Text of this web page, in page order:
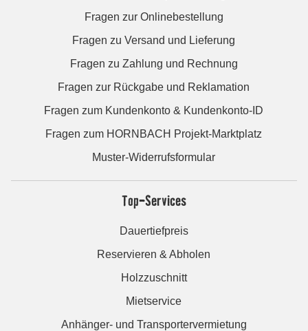
Fragen zur Onlinebestellung
Fragen zu Versand und Lieferung
Fragen zu Zahlung und Rechnung
Fragen zur Rückgabe und Reklamation
Fragen zum Kundenkonto & Kundenkonto-ID
Fragen zum HORNBACH Projekt-Marktplatz
Muster-Widerrufsformular
Top-Services
Dauertiefpreis
Reservieren & Abholen
Holzzuschnitt
Mietservice
Anhänger- und Transportervermietung